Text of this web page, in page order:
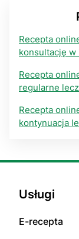
Recepta
konsultację
Recepta
regularne
Recepta
kontynuacja
Usługi
E-rесерta